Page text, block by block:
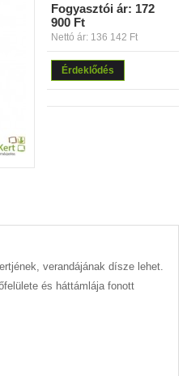
Fogyasztói ár: 172
900 Ft
Nettó ár: 136 142 Ft
Érdeklődés
verandájának dísze lehet.
és háttámlája fonott